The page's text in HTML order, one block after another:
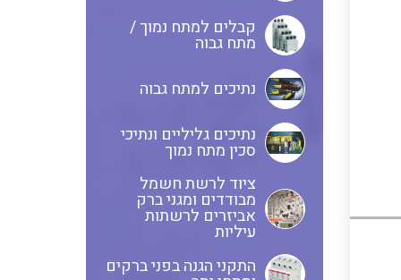
קופסאות ולוחות תחת הטיח
המיועדות ללוחות גבס
אביזרי קצה – אינסטלציה
חשמלית SYSTEM CHORUS
לוחות שירות בשילוב מא"זים,
אינטרלוקים ושקעים
לוחות מודולריים להתקנה מעל
מערכות ממשקים לתקשורת I/O
ציוד שטח
ANYBUS – חיבורים של רשתות
תקשורת אחת לשנייה מכל סוג
ולכל סוג
קבלים למתח נמוך /
מתח גבוה
נתיכים למתח גבוה
נתיכים גליליים ונתיכי
סכין מתח נמוך
ציוד לרשת חשמל
מבודדים ומגני ברק
אביזרים לרשתות
עיליות
התקני הגנה בפני ברקים